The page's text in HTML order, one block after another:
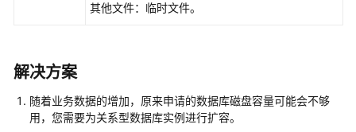
践
性
能
其他文件：临时文件。
解决方案
随着业务数据的增加，原来申请的数据库磁盘容量可能会不够
用，您需要为关系型数据库实例进行扩容。